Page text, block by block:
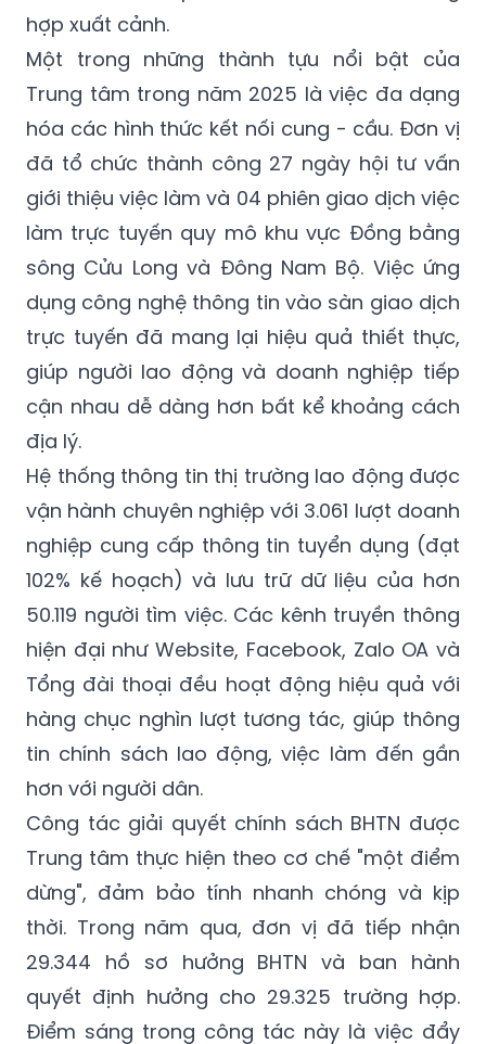
hợp xuất cảnh.
Một trong những thành tựu nổi bật của
Trung tâm trong năm 2025 là việc đa dạng
hóa các hình thức kết nối cung - cầu. Đơn vị
đã tổ chức thành công 27 ngày hội tư vấn
giới thiệu việc làm và 04 phiên giao dịch việc
làm trực tuyến quy mô khu vực Đồng bằng
sông Cửu Long và Đông Nam Bộ. Việc ứng
dụng công nghệ thông tin vào sàn giao dịch
trực tuyến đã mang lại hiệu quả thiết thực,
giúp người lao động và doanh nghiệp tiếp
cận nhau dễ dàng hơn bất kể khoảng cách
địa lý.
Hệ thống thông tin thị trường lao động được
vận hành chuyên nghiệp với 3.061 lượt doanh
nghiệp cung cấp thông tin tuyển dụng (đạt
102% kế hoạch) và lưu trữ dữ liệu của hơn
50.119 người tìm việc. Các kênh truyền thông
hiện đại như Website, Facebook, Zalo OA và
Tổng đài thoại đều hoạt động hiệu quả với
hàng chục nghìn lượt tương tác, giúp thông
tin chính sách lao động, việc làm đến gần
hơn với người dân.
Công tác giải quyết chính sách BHTN được
Trung tâm thực hiện theo cơ chế "một điểm
dừng", đảm bảo tính nhanh chóng và kịp
thời. Trong năm qua, đơn vị đã tiếp nhận
29.344 hồ sơ hưởng BHTN và ban hành
quyết định hưởng cho 29.325 trường hợp.
Điểm sáng trong công tác này là việc đẩy